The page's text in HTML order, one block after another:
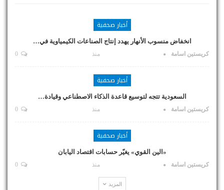
أخبار صحفية
انخفاض منسوب الأنهار يهدد إنتاج الصناعات الكيمياوية في…
كريستين اسامة منذ
أخبار صحفية
السعودية تتجه لتوسيع قاعدة الذكاء الاصطناعي وقيادة…
كريستين اسامة منذ
أخبار صحفية
«الين القوي» يغيّر حسابات اقتصاد اليابان
كريستين اسامة منذ
المزيد